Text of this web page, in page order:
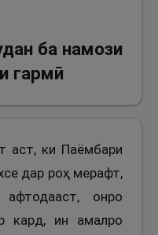
ба намози
гармӣ
аст, ки Паёмбари
дар роҳ мерафт,
онро
кард, ин амалро